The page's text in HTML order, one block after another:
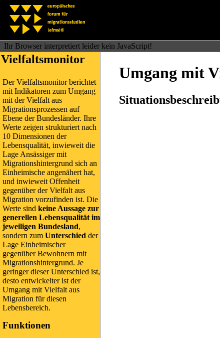
Ihr Browser interpretiert leider kein JavaScript!
Vielfaltsmonitor
Der Vielfaltsmonitor berichtet
mit Indikatoren zum Umgang
mit der Vielfalt aus
Migrationsprozessen auf
Ebene der Bundesländer. Ihre
Werte zeigen strukturiert nach
10 Dimensionen der
Lebensqualität, inwieweit die
Lage Ansässiger mit
Migrationshintergrund sich an
Ein­heimische angenähert hat,
und inwieweit Offenheit
gegenüber der Vielfalt aus
Migration vorzufinden ist. Die
Werte sind keine Aussage zur
generellen Lebensqualität im
jeweiligen Bundesland,
sondern zum Unterschied der
Lage Ein­heimischer
gegenüber Bewohnern mit
Migrations­hinter­grund. Je
geringer dieser Unterschied ist,
desto ent­wickelter ist der
Umgang mit Vielfalt aus
Migration für diesen
Lebensbereich.
Funktionen
Umgang mit